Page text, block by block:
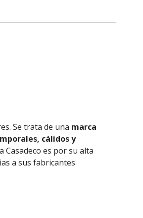
Se trata de una marca
cálidos y
Casadeco es por su alta
a sus fabricantes